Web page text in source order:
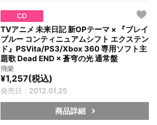
CD
TVアニメ 未来日記 新OPテーマ × 『ブレイ
ブルー コンティニュアムシフト エクステン
ド』PSVita/PS3/Xbox 360 専用ソフト主
題歌 Dead END × 蒼穹の光 通常盤
飛蘭
¥1,257(税込)
発売日：2012.01.25
商品詳細